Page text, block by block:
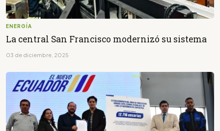
ENERGÍA
La central San Francisco modernizó su sistema
03 de diciembre, 2025